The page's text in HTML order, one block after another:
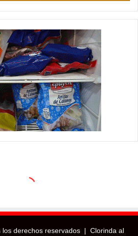
los derechos reservados | Clorinda al